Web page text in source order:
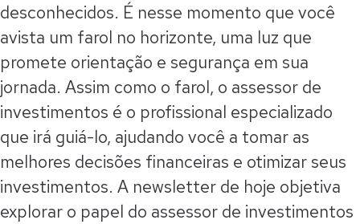
desconhecidos. É nesse momento que você
avista um farol no horizonte, uma luz que
promete orientação e segurança em sua
jornada. Assim como o farol, o assessor de
investimentos é o profissional especializado
que irá guiá-lo, ajudando você a tomar as
melhores decisões financeiras e otimizar seus
investimentos. A newsletter de hoje objetiva
explorar o papel do assessor de investimentos